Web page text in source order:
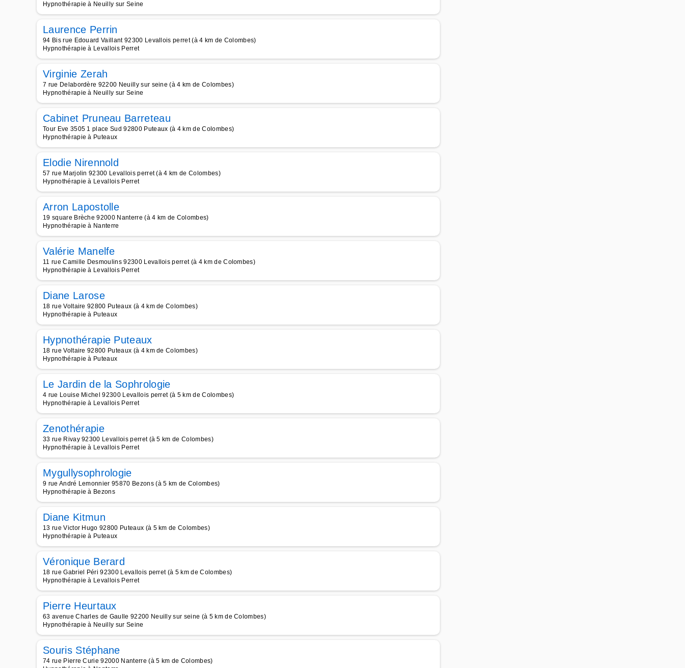
Hypnothérapie à Neuilly sur Seine
Laurence Perrin
94 Bis rue Edouard Vaillant 92300 Levallois perret (à 4 km de Colombes)
Hypnothérapie à Levallois Perret
Virginie Zerah
7 rue Delabordère 92200 Neuilly sur seine (à 4 km de Colombes)
Hypnothérapie à Neuilly sur Seine
Cabinet Pruneau Barreteau
Tour Eve 3505 1 place Sud 92800 Puteaux (à 4 km de Colombes)
Hypnothérapie à Puteaux
Elodie Nirennold
57 rue Marjolin 92300 Levallois perret (à 4 km de Colombes)
Hypnothérapie à Levallois Perret
Arron Lapostolle
19 square Brèche 92000 Nanterre (à 4 km de Colombes)
Hypnothérapie à Nanterre
Valérie Manelfe
11 rue Camille Desmoulins 92300 Levallois perret (à 4 km de Colombes)
Hypnothérapie à Levallois Perret
Diane Larose
18 rue Voltaire 92800 Puteaux (à 4 km de Colombes)
Hypnothérapie à Puteaux
Hypnothérapie Puteaux
18 rue Voltaire 92800 Puteaux (à 4 km de Colombes)
Hypnothérapie à Puteaux
Le Jardin de la Sophrologie
4 rue Louise Michel 92300 Levallois perret (à 5 km de Colombes)
Hypnothérapie à Levallois Perret
Zenothérapie
33 rue Rivay 92300 Levallois perret (à 5 km de Colombes)
Hypnothérapie à Levallois Perret
Mygullysophrologie
9 rue André Lemonnier 95870 Bezons (à 5 km de Colombes)
Hypnothérapie à Bezons
Diane Kitmun
13 rue Victor Hugo 92800 Puteaux (à 5 km de Colombes)
Hypnothérapie à Puteaux
Véronique Berard
18 rue Gabriel Péri 92300 Levallois perret (à 5 km de Colombes)
Hypnothérapie à Levallois Perret
Pierre Heurtaux
63 avenue Charles de Gaulle 92200 Neuilly sur seine (à 5 km de Colombes)
Hypnothérapie à Neuilly sur Seine
Souris Stéphane
74 rue Pierre Curie 92000 Nanterre (à 5 km de Colombes)